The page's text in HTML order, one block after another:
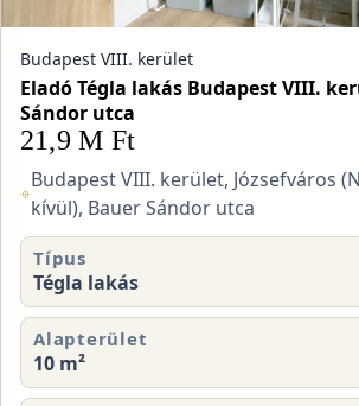
Budapest VIII. kerület
Eladó Tégla lakás Budapest VIII.
Sándor utca
21,9 M Ft
⌖
Budapest VIII. kerület, Józsefváros
kívül), Bauer Sándor utca
Típus
Tégla lakás
Alapterület
10 m²